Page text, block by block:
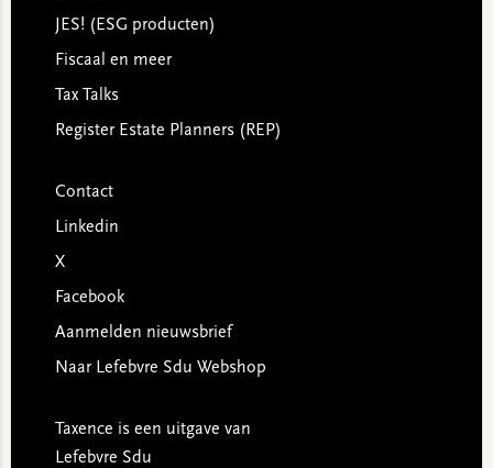
JES! (ESG producten)
Fiscaal en meer
Tax Talks
Register Estate Planners (REP)
Contact
Linkedin
X
Facebook
Aanmelden nieuwsbrief
Naar Lefebvre Sdu Webshop
Taxence is een uitgave van
Lefebvre Sdu